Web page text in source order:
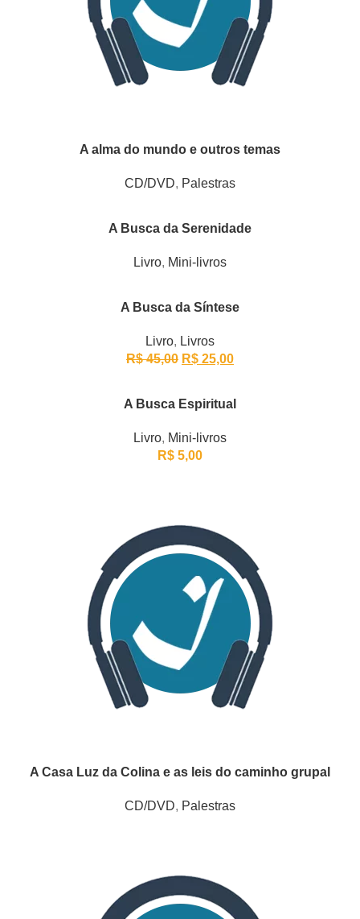
A alma do mundo e outros temas
CD/DVD, Palestras
A Busca da Serenidade
Livro, Mini-livros
A Busca da Síntese
Livro, Livros
R$45,00 R$ 25,00
A Busca Espiritual
Livro, Mini-livros
R$ 5,00
A Casa Luz da Colina e as leis do caminho grupal
CD/DVD, Palestras